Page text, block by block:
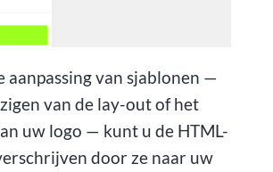
aanpassing van sjablonen —
van de lay-out of het
uw logo — kunt u de HTML-
door ze naar uw